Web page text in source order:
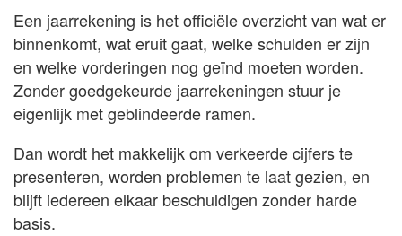
Een jaarrekening is het officiële overzicht van wat er
binnenkomt, wat eruit gaat, welke schulden er zijn
en welke vorderingen nog geïnd moeten worden.
Zonder goedgekeurde jaarrekeningen stuur je
eigenlijk met geblindeerde ramen.
Dan wordt het makkelijk om verkeerde cijfers te
presenteren, worden problemen te laat gezien, en
blijft iedereen elkaar beschuldigen zonder harde
basis.